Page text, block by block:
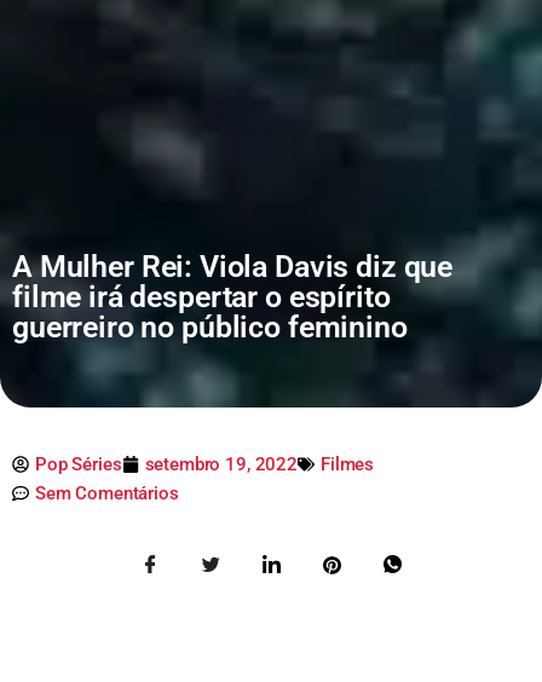
A Mulher Rei: Viola Davis diz que
filme irá despertar o espírito
guerreiro no público feminino
Pop Séries setembro 19, 2022
Filmes
Sem Comentários